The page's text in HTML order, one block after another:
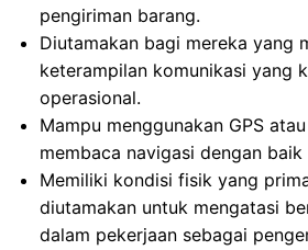
pengiriman barang.
Diutamakan bagi mereka yang
keterampilan komunikasi yang
operasional.
Mampu menggunakan GPS
membaca navigasi dengan
Memiliki kondisi fisik yang
diutamakan untuk mengatasi
dalam pekerjaan sebagai